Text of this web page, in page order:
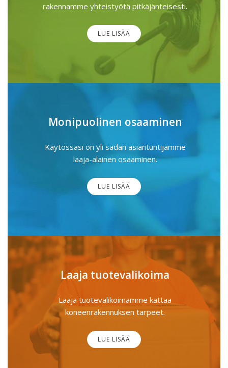
rakennamme yhteistyötä pitkäjänteisesti.
LUE LISÄÄ
Monipuolinen osaaminen
Käytössäsi on yli sadan asiantuntijamme
laaja-alainen osaaminen.
LUE LISÄÄ
Laaja tuotevalikoima
Laaja tuotevalikoimamme kattaa
koneenrakennuksen tarpeet.
LUE LISÄÄ